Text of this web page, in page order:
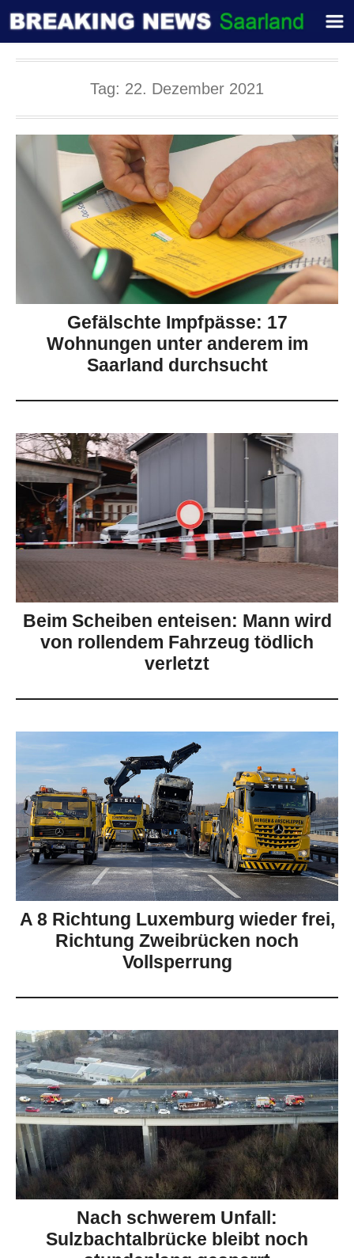
Tag: 22. Dezember 2021
Gefälschte Impfpässe: 17
Wohnungen unter anderem im
Saarland durchsucht
Beim Scheiben enteisen: Mann wird
von rollendem Fahrzeug tödlich
verletzt
A 8 Richtung Luxemburg wieder frei,
Richtung Zweibrücken noch
Vollsperrung
Nach schwerem Unfall:
Sulzbachtalbrücke bleibt noch